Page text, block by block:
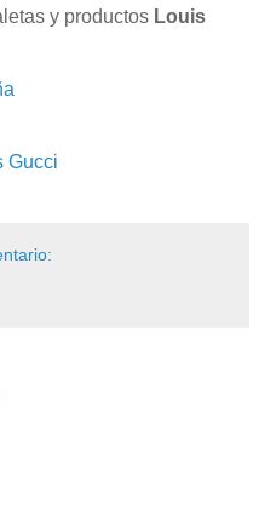
y productos Louis
Gucci